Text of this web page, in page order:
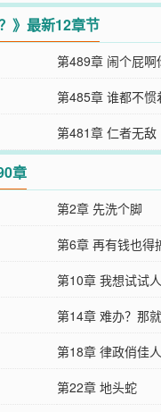
》最新12章节
第489章 闹个屁啊
第485章 谁都不惯
第481章 仁者无敌
章
第2章 先洗个脚
第6章 再有钱也得
第10章 我想试试
第14章 难办？那
第18章 律政俏佳人
第22章 地头蛇